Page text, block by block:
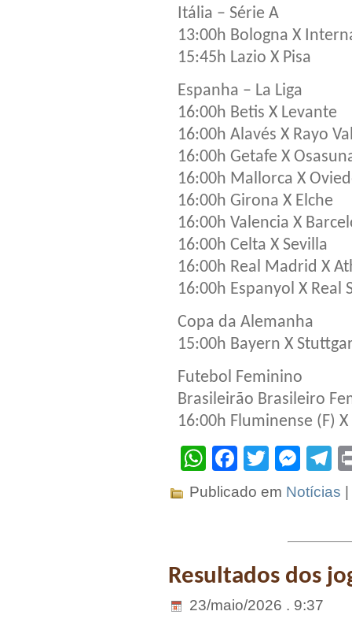
Itália – Série A
13:00h Bologna X
15:45h Lazio X Pisa
Espanha – La Liga
16:00h Betis X Levante
16:00h Alavés X Rayo
16:00h Getafe X
16:00h Mallorca X
16:00h Girona X Elche
16:00h Valencia X
16:00h Celta X Sevilla
16:00h Real Madrid X
16:00h Espanyol X Real
Copa da Alemanha
15:00h Bayern X
Futebol Feminino
Brasileirão Brasileiro
16:00h Fluminense (F)
WhatsApp
Facebook
Twitter
Publicado em Notícias
Resultados dos
23/maio/2026 . 9:37